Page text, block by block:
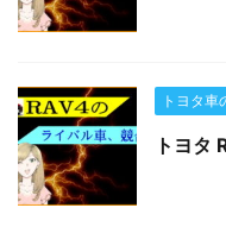
トヨタ車
トヨタ